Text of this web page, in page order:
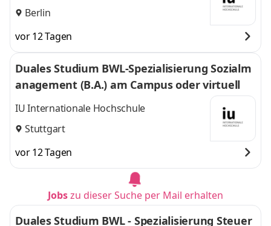
Berlin
vor 12 Tagen
Duales Studium BWL-Spezialisierung Sozialm
anagement (B.A.) am Campus oder virtuell
IU Internationale Hochschule
Stuttgart
vor 12 Tagen
Jobszu dieser Suche per Mail erhalten
Duales Studium BWL - Spezialisierung Steuer